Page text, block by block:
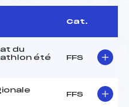
Cat.
du
été
FFS
FFS